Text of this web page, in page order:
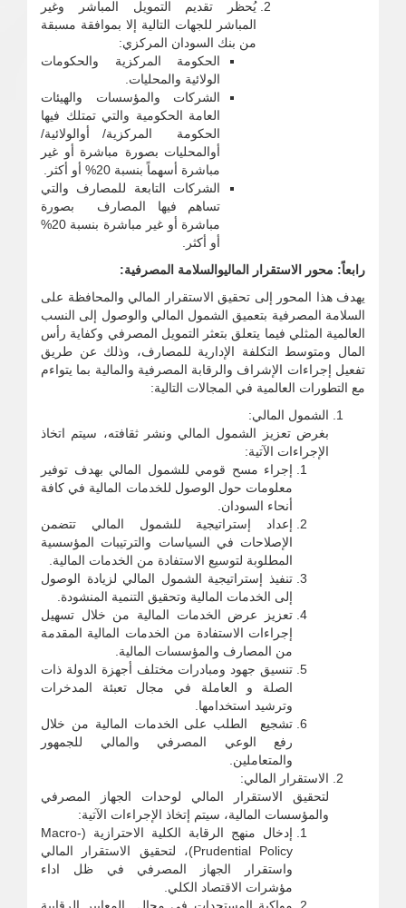
يُحظر تقديم التمويل المباشر وغير
المباشر للجهات التالية إلا بموافقة مسبقة
من بنك السودان المركزي:
الحكومة المركزية والحكومات
الولائية والمحليات.
الشركات والمؤسسات والهيئات
العامة الحكومية والتي تمتلك فيها
الحكومة المركزية/ أوالولائية/
أوالمحليات بصورة مباشرة أو غير
مباشرة أسهماً بنسبة 20% أو أكثر.
الشركات التابعة للمصارف والتي
تساهم فيها المصارف بصورة
مباشرة أو غير مباشرة بنسبة 20%
أو أكثر.
رابعاً: محور الاستقرار الماليوالسلامة المصرفية:
يهدف هذا المحور إلى تحقيق الاستقرار المالي والمحافظة على
السلامة المصرفية بتعميق الشمول المالي والوصول إلى النسب
العالمية المثلي فيما يتعلق بتعثر التمويل المصرفي وكفاية رأس
المال ومتوسط التكلفة الإدارية للمصارف، وذلك عن طريق
تفعيل إجراءات الإشراف والرقابة المصرفية والمالية بما يتواءم
مع التطورات العالمية في المجالات التالية:
الشمول المالي:
بغرض تعزيز الشمول المالي ونشر ثقافته، سيتم اتخاذ
الإجراءات الآتية:
إجراء مسح قومي للشمول المالي بهدف توفير
معلومات حول الوصول للخدمات المالية في كافة
أنحاء السودان.
إعداد إستراتيجية للشمول المالي تتضمن
الإصلاحات في السياسات والترتيبات المؤسسية
المطلوبة لتوسيع الاستفادة من الخدمات المالية.
تنفيذ إستراتيجية الشمول المالي لزيادة الوصول
إلى الخدمات المالية وتحقيق التنمية المنشودة.
تعزيز عرض الخدمات المالية من خلال تسهيل
إجراءات الاستفادة من الخدمات المالية المقدمة
من المصارف والمؤسسات المالية.
تنسيق جهود ومبادرات مختلف أجهزة الدولة ذات
الصلة و العاملة في مجال تعبئة المدخرات
وترشيد استخدامها.
تشجيع الطلب على الخدمات المالية من خلال
رفع الوعي المصرفي والمالي للجمهور
والمتعاملين.
الاستقرار المالي:
لتحقيق الاستقرار المالي لوحدات الجهاز المصرفي
والمؤسسات المالية، سيتم إتخاذ الإجراءات الآتية:
إدخال منهج الرقابة الكلية الاحترازية (Macro-
Prudential Policy)، لتحقيق الاستقرار المالي
واستقرار الجهاز المصرفي في ظل اداء
مؤشرات الاقتصاد الكلي.